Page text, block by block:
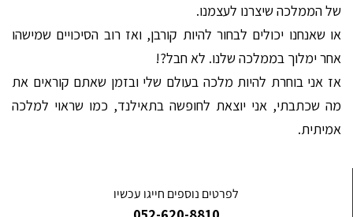
של הממלכה שיצרנו לעצמנו.
או שאנחנו יכולים לבחור להיות קורבן, ואז רוב הסיכויים שמישהו
אחר ימלוך בממלכה שלנו. לא חבל?!
אז אני בוחרת להיות מלכה בעולם שלי ובזמן שאתם קוראים את
מה שכתבתי, אני יוצאת לחופשה בתאילנד, כמו שראוי למלכה
אמיתית.
לפרטים נוספים חייגו עכשיו